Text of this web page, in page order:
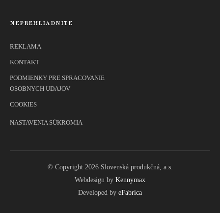
NEPREHLIADNITE
REKLAMA
KONTAKT
PODMIENKY PRE SPRACOVANIE
OSOBNYCH UDAJOV
COOKIES
NASTAVENIA SÚKROMIA
© Copyright 2026 Slovenská produkčná, a.s.
Webdesign by Kennymax
Developed by eFabrica